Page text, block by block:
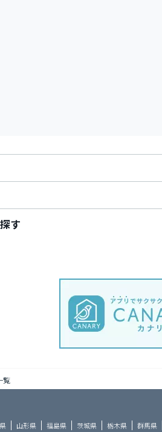
す
覧
山形県 福島県 茨城県 栃木県 群馬県